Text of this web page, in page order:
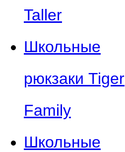
Taller
Школьные
рюкзаки Tiger
Family
Школьные